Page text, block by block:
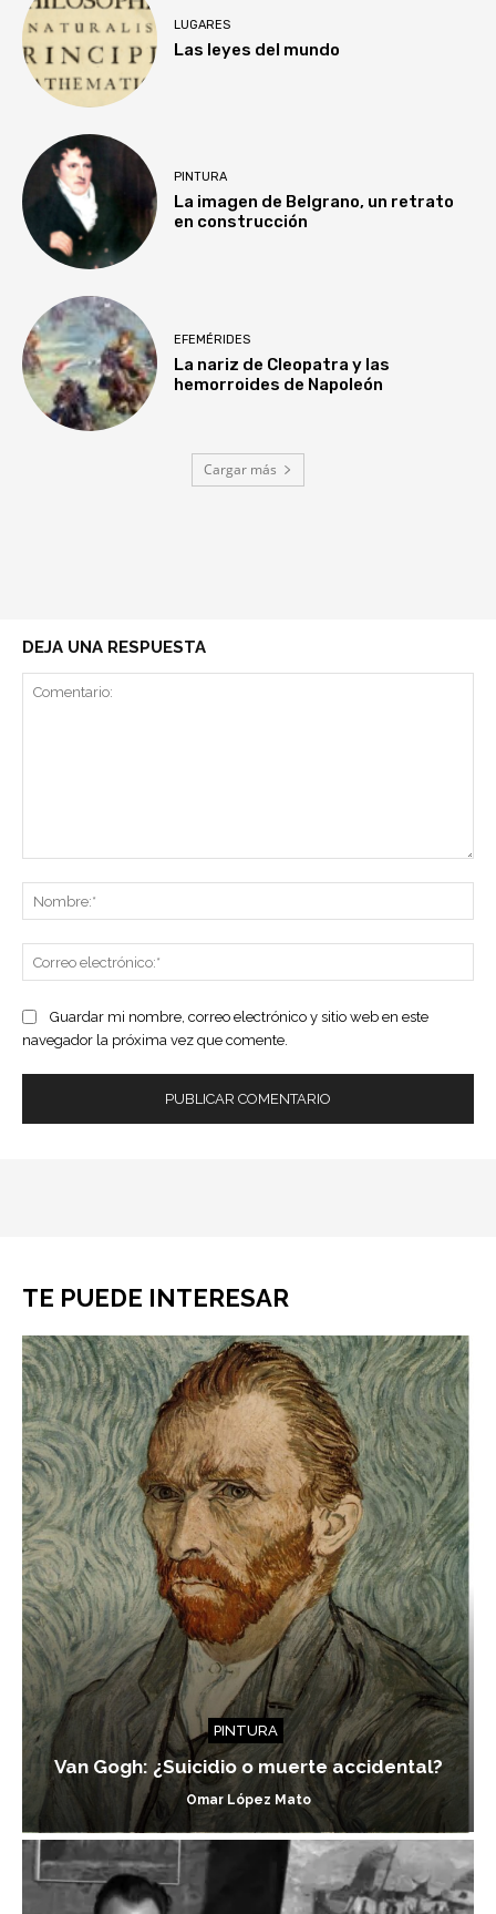
LUGARES
Las leyes del mundo
PINTURA
La imagen de Belgrano, un retrato
en construcción
EFEMÉRIDES
La nariz de Cleopatra y las
hemorroides de Napoleón
Cargar más
DEJA UNA RESPUESTA
Guardar mi nombre, correo electrónico y sitio web en este
navegador la próxima vez que comente.
TE PUEDE INTERESAR
PINTURA
Van Gogh: ¿Suicidio o muerte accidental?
Omar López Mato